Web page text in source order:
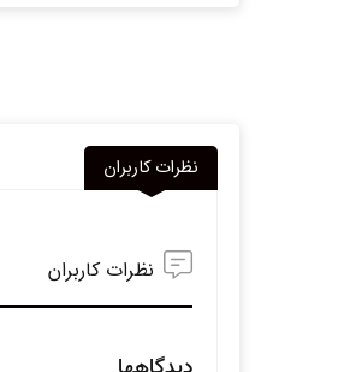
نظرات کاربران
نظرات کاربران